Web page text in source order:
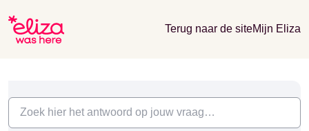
Terug naar de siteMijn Eliza